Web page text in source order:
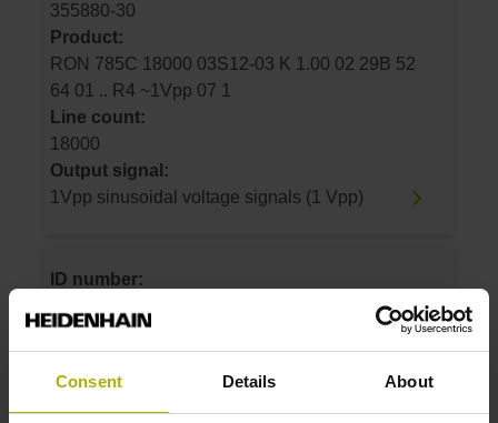
Consent Details About
355880-30
Product:
RON 785C 18000 03S12-03 K 1.00 02 29B 52
64 01 .. R4 ~1Vpp 07 1
Line count:
18000
Output signal:
1Vpp sinusoidal voltage signals (1 Vpp)
ID number:
Product:
64 01 .. RA ~1Vpp 07 1
Line count: